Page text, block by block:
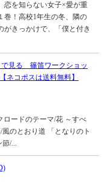
恋を知らない女子×愛が重
巻！高校1年生の冬、隣の
がきっかけで、「僕と付き
で見る 篠笛ワークショッ
コポスは送料無料】
ロードのテーマ/花 ～すべ
のとおり道 「となりのト
/...